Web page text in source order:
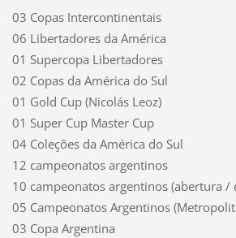
03 Copas Intercontinentais
06 Libertadores da América
01 Supercopa Libertadores
02 Copas da América do Sul
01 Gold Cup (Nicolás Leoz)
01 Super Cup Master Cup
04 Coleções da América do Sul
12 campeonatos argentinos
10 campeonatos argentinos (abertura /
05 Campeonatos Argentinos
03 Copa Argentina